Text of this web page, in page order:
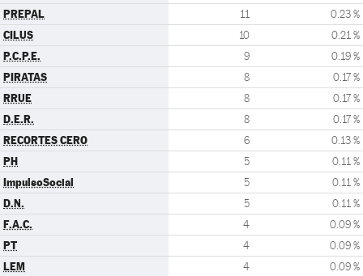
PREPAL 11 0.23 %
CILUS 10 0.21 %
P.C.P.E. 9 0.19 %
PIRATAS 8 0.17 %
RRUE 8 0.17 %
D.E.R. 8 0.17 %
RECORTES CERO 6 0.13 %
PH 5 0.11 %
ImpulsoSocial 5 0.11 %
D.N. 5 0.11 %
F.A.C. 4 0.09 %
PT 4 0.09 %
LEM 4 0.09 %